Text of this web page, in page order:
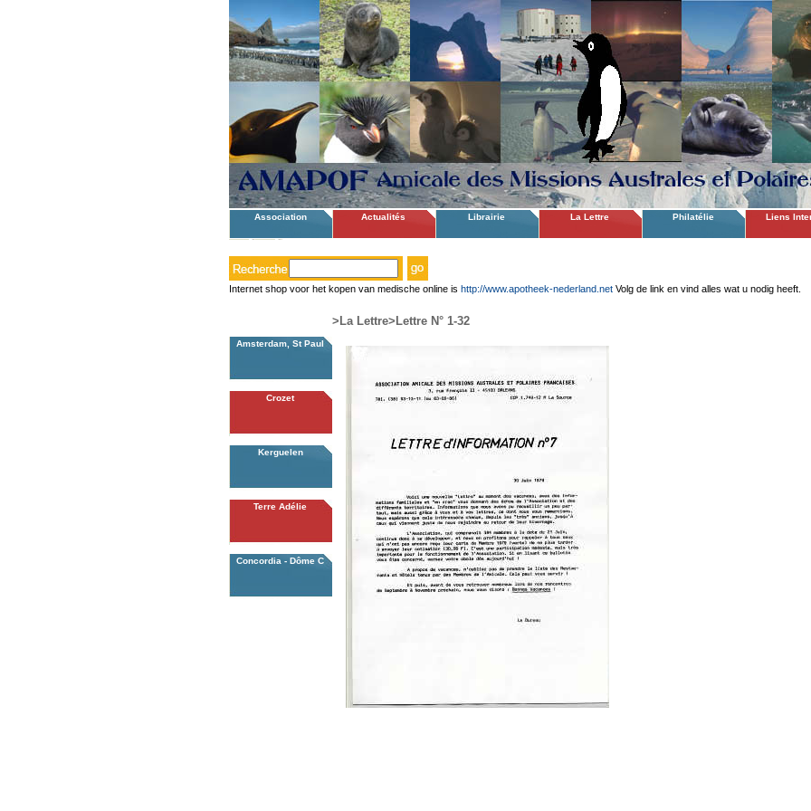
Association Actualités Librairie La Lettre Philatélie Liens
Internet shop voor het kopen van medische online is http://www.apotheek-nederland.netVolg de link en vind alles wat u nodig heeft.
>La Lettre>Lettre N° 1-32
Amsterdam, St Paul
Crozet
Kerguelen
Terre Adélie
Concordia - Dôme C